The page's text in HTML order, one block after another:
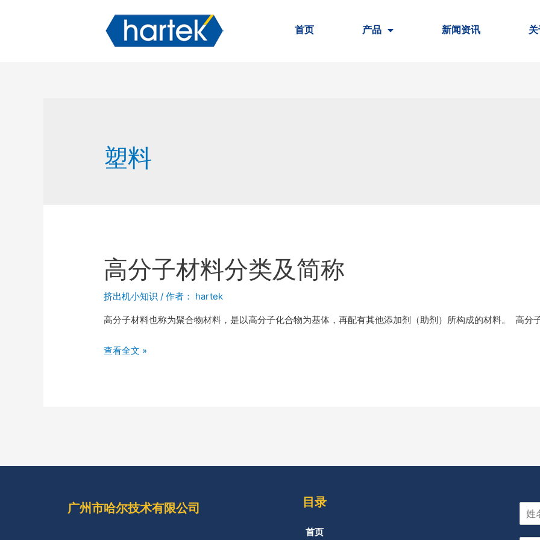
首页 产品 新闻资讯
塑料
高分子材料分类及简称
挤出机小知识 / 作者： hartek
高分子材料也称为聚合物材料，是以高分子化合物为基体，再配有其他添加剂（助剂）所构成的材料。 高分
查看全文 »
广州市哈尔技术有限公司 目录
首页